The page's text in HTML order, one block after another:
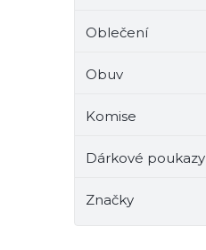
Oblečení
Obuv
Komise
Dárkové poukazy
Značky